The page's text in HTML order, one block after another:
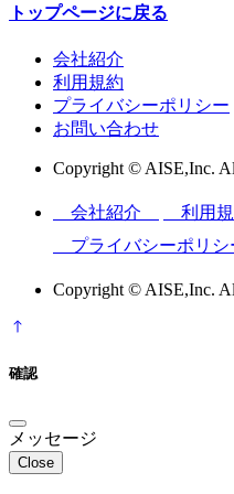
トップページに戻る
会社紹介
利用規約
プライバシーポリシー
お問い合わせ
Copyright © AISE,Inc.
会社紹介
利用
プライバシーポリ
Copyright © AISE,Inc.
確認
メッセージ
Close